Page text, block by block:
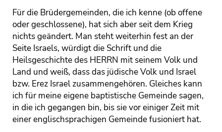
Für die Brüdergemeinden, die ich kenne (ob offene
oder geschlossene), hat sich aber seit dem Krieg
nichts geändert. Man steht weiterhin fest an der
Seite Israels, würdigt die Schrift und die
Heilsgeschichte des HERRN mit seinem Volk und
Land und weiß, dass das jüdische Volk und Israel
bzw. Erez Israel zusammengehören. Gleiches kann
ich für meine eigene baptistische Gemeinde sagen,
in die ich gegangen bin, bis sie vor einiger Zeit mit
einer englischsprachigen Gemeinde fusioniert hat.